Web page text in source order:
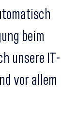
beim
unsere IT-
vor allem